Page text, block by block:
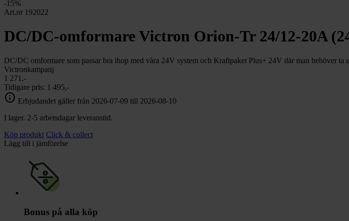
Lacanche
chevron_right
-15%
Art.nr 192022
DC/DC-omformare Victron Orion-Tr 24/12-20A
DC/DC omformare som passar bra ihop med våra 24V system och Kraftpaket Plus+ 24V där man behöver ta
Victronkampanj
1 271,-
Tidigare pris: 1 495,-
info Erbjudandet gäller från 2026-07-09 till 2026-08-10
I lager. 2-5 arbetsdagar leveranstid.
Köp produkt Click & collect
Lägg till i jämförelse
Bonus på alla köp